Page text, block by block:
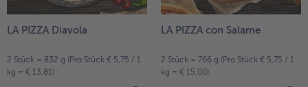
LA PIZZA Diavola
2 Stück = 832 g (Pro Stück € 5,75 / 1
kg = € 13,81)
LA PIZZA con Salame
2 Stück = 766 g (Pro Stück € 5,75 / 1
kg = € 15,00)